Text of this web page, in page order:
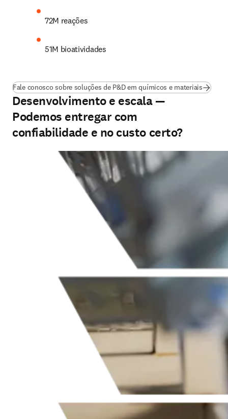
72M reações
51M bioatividades
Fale conosco sobre soluções de P&D em químicos e materiais
Desenvolvimento e escala —
Podemos entregar com
confiabilidade e no custo certo?